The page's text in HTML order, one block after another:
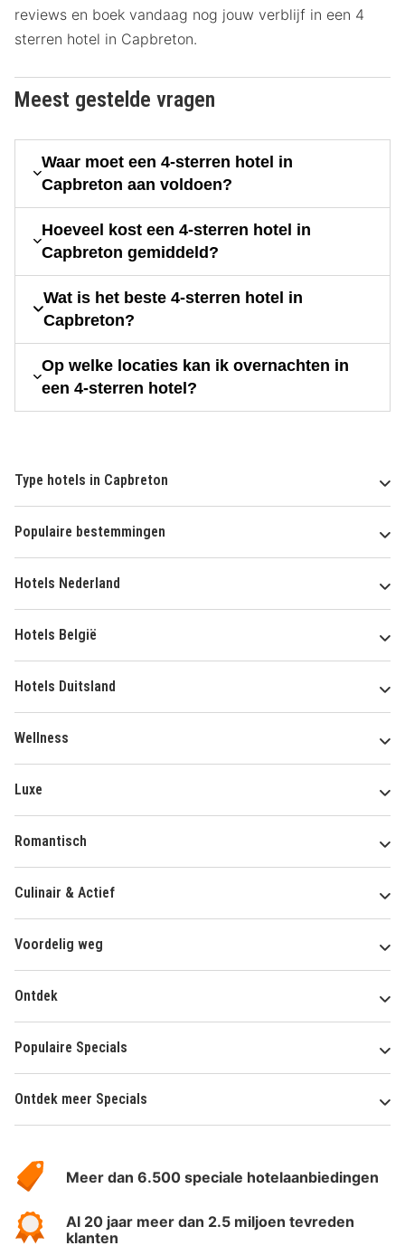
reviews en boek vandaag nog jouw verblijf in een 4
sterren hotel in Capbreton.
Meest gestelde vragen
Waar moet een 4-sterren hotel in
Capbreton aan voldoen?
Hoeveel kost een 4-sterren hotel in
Capbreton gemiddeld?
Wat is het beste 4-sterren hotel in
Capbreton?
Op welke locaties kan ik overnachten in
een 4-sterren hotel?
Type hotels in Capbreton
Populaire bestemmingen
Hotels Nederland
Hotels België
Hotels Duitsland
Wellness
Luxe
Romantisch
Culinair & Actief
Voordelig weg
Ontdek
Populaire Specials
Ontdek meer Specials
HotelSpecials
Meer dan 6.500 speciale hotelaanbiedingen
Al 20 jaar meer dan 2.5 miljoen tevreden
klanten